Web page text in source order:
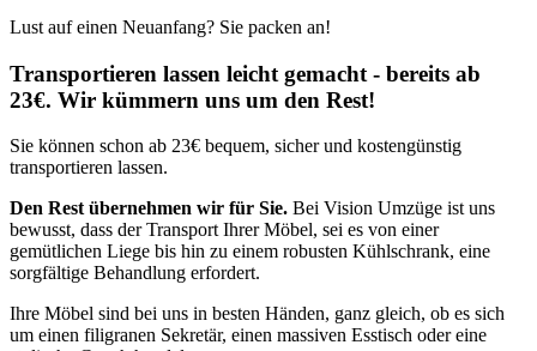
Lust auf einen Neuanfang? Sie packen an!
Transportieren lassen leicht gemacht - bereits ab
23€. Wir kümmern uns um den Rest!
Sie können schon ab 23€ bequem, sicher und kostengünstig
transportieren lassen.
Den Rest übernehmen wir für Sie. Bei Vision Umzüge ist uns
bewusst, dass der Transport Ihrer Möbel, sei es von einer
gemütlichen Liege bis hin zu einem robusten Kühlschrank, eine
sorgfältige Behandlung erfordert.
Ihre Möbel sind bei uns in besten Händen, ganz gleich, ob es sich
um einen filigranen Sekretär, einen massiven Esstisch oder eine